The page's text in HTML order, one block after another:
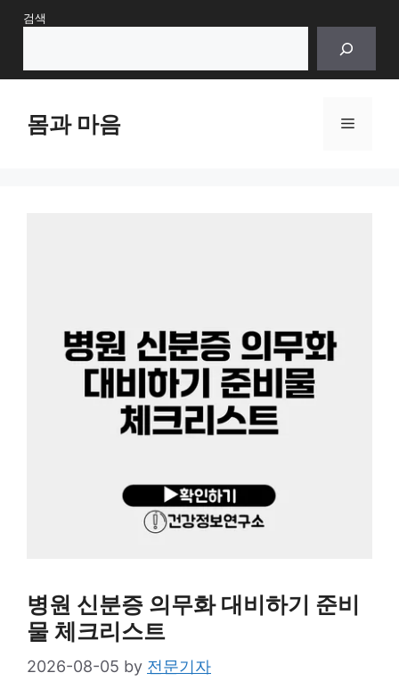
Skip검색
몸과 마음 Menu
병원 신분증 의무화 대비하기 준비
물 체크리스트
2026-08-05 by 전문기자